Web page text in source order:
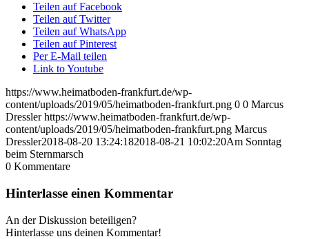
Teilen auf Facebook
Teilen auf Twitter
Teilen auf WhatsApp
Teilen auf Pinterest
Per E-Mail teilen
Link to Youtube
https://www.heimatboden-frankfurt.de/wp-
content/uploads/2019/05/heimatboden-frankfurt.png 0 0 Marcus
Dressler https://www.heimatboden-frankfurt.de/wp-
content/uploads/2019/05/heimatboden-frankfurt.png Marcus
Dressler2018-08-20 13:24:182018-08-21 10:02:20Am Sonntag
beim Sternmarsch
0 Kommentare
Hinterlasse einen Kommentar
An der Diskussion beteiligen?
Hinterlasse uns deinen Kommentar!